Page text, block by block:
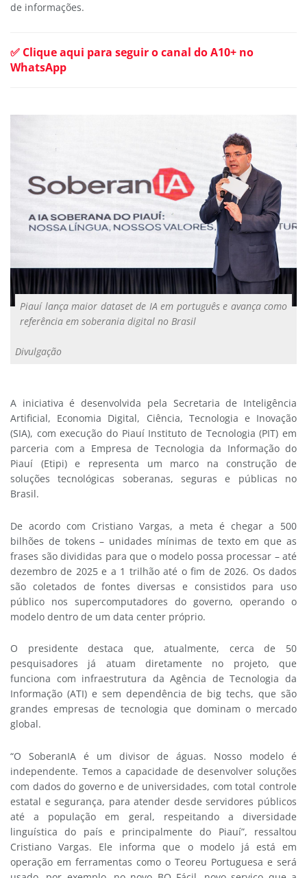
de informações.
✅ Clique aqui para seguir o canal do A10+ no
WhatsApp
Piauí lança maior dataset de IA em português e avança como
referência em soberania digital no Brasil
Divulgação
A iniciativa é desenvolvida pela Secretaria de Inteligência
Artificial, Economia Digital, Ciência, Tecnologia e Inovação
(SIA), com execução do Piauí Instituto de Tecnologia (PIT) em
parceria com a Empresa de Tecnologia da Informação do
Piauí (Etipi) e representa um marco na construção de
soluções tecnológicas soberanas, seguras e públicas no
Brasil.
De acordo com Cristiano Vargas, a meta é chegar a 500
bilhões de tokens – unidades mínimas de texto em que as
frases são divididas para que o modelo possa processar – até
dezembro de 2025 e a 1 trilhão até o fim de 2026. Os dados
são coletados de fontes diversas e consistidos para uso
público nos supercomputadores do governo, operando o
modelo dentro de um data center próprio.
O presidente destaca que, atualmente, cerca de 50
pesquisadores já atuam diretamente no projeto, que
funciona com infraestrutura da Agência de Tecnologia da
Informação (ATI) e sem dependência de big techs, que são
grandes empresas de tecnologia que dominam o mercado
global.
“O SoberanIA é um divisor de águas. Nosso modelo é
independente. Temos a capacidade de desenvolver soluções
com dados do governo e de universidades, com total controle
estatal e segurança, para atender desde servidores públicos
até a população em geral, respeitando a diversidade
linguística do país e principalmente do Piauí”, ressaltou
Cristiano Vargas. Ele informa que o modelo já está em
operação em ferramentas como o Teoreu Portuguesa e será